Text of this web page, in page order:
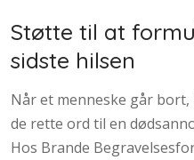
Støtte til at
sidste hilsen
Når et menneske går
de rette ord til en
Hos Brande